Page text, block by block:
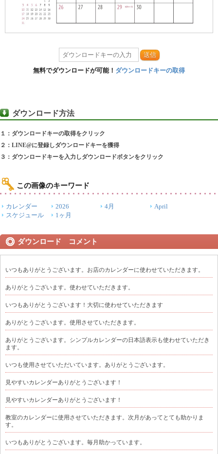
送信
無料でダウンロードが可能！ ダウンロードキーの取得
ダウンロード方法
１：ダウンロードキーの取得をクリック
２：LINE@に登録しダウンロードキーを獲得
３：ダウンロードキーを入力しダウンロードボタンをクリック
この画像のキーワード
カレンダー 2026 4月
April
スケジュール
1ヶ月
ダウンロード コメント
いつもありがとうございます。お店のカレンダーに使わせていただきます。
ありがとうございます。使わせていただきます。
いつもありがとうございます！大切に使わせていただきます
ありがとうございます。使用させていただきます。
ありがとうございます。シンプルカレンダーの日本語表示も使わせていただき
ます。
いつも使用させていただいています。ありがとうございます。
見やすいカレンダーありがとうございます！
見やすいカレンダーありがとうございます！
教室のカレンダーに使用させていただきます。次月があってとても助かりま
す。
いつもありがとうございます。毎月助かっています。